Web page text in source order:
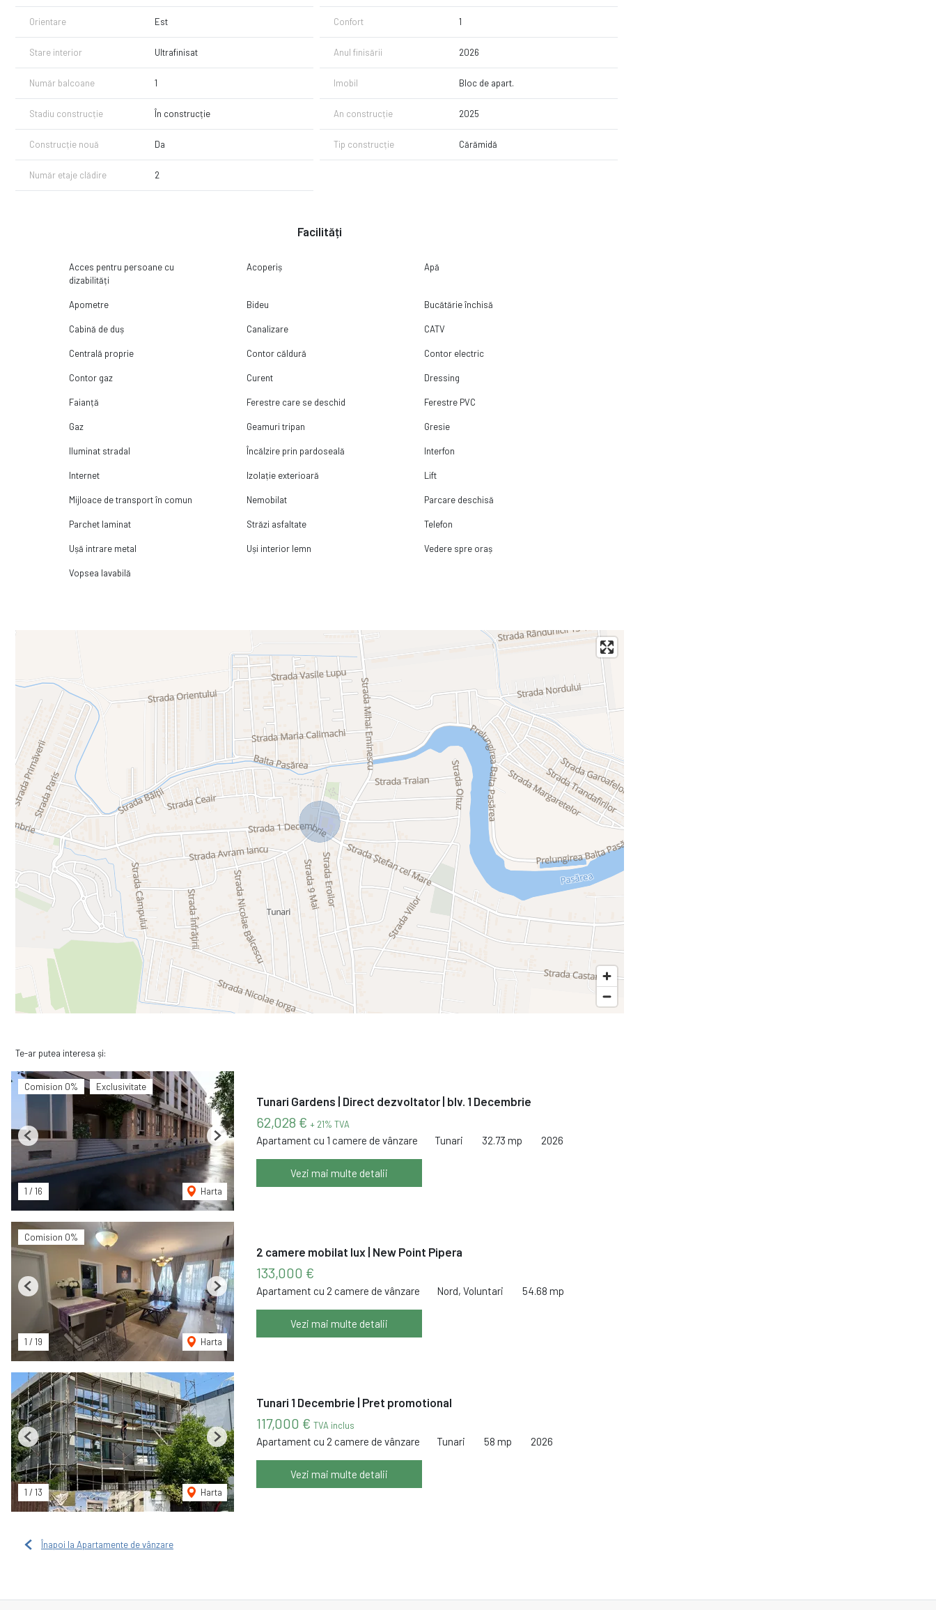
Orientare Est Confort 1
Stare interior Ultrafinisat Anul finisării 2026
Număr balcoane 1 Imobil Bloc de apart.
Stadiu construcție În construcție An construcție 2025
Construcție nouă Da Tip construcție Cărămidă
Număr etaje clădire 2
Facilități
Acces pentru persoane cu
dizabilități
Acoperiș Apă
Apometre Bideu Bucătărie închisă
Cabină de duș Canalizare CATV
Centrală proprie Contor căldură Contor electric
Contor gaz Curent Dressing
Faianță Ferestre care se deschid Ferestre PVC
Gaz Geamuri tripan Gresie
Iluminat stradal Încălzire prin pardoseală Interfon
Internet Izolație exterioară Lift
Mijloace de transport în comun Nemobilat Parcare deschisă
Parchet laminat Străzi asfaltate Telefon
Ușă intrare metal Uși interior lemn Vedere spre oraș
Vopsea lavabilă
Te-ar putea interesa și:
Comision 0% Exclusivitate
1 / 16 Harta
Previous Next
Tunari Gardens | Direct dezvoltator | blv. 1 Decembrie
62,028 € + 21% TVA
Apartament cu 1 camere de vânzare Tunari 32.73 mp 2026
Vezi mai multe detalii
Comision 0%
1 / 19 Harta
Previous Next
2 camere mobilat lux | New Point Pipera
133,000 €
Apartament cu 2 camere de vânzare Nord, Voluntari 54.68 mp
Vezi mai multe detalii
1 / 13 Harta
Previous Next
Tunari 1 Decembrie | Pret promotional
117,000 € TVA inclus
Apartament cu 2 camere de vânzare Tunari 58 mp 2026
Vezi mai multe detalii
Înapoi la Apartamente de vânzare